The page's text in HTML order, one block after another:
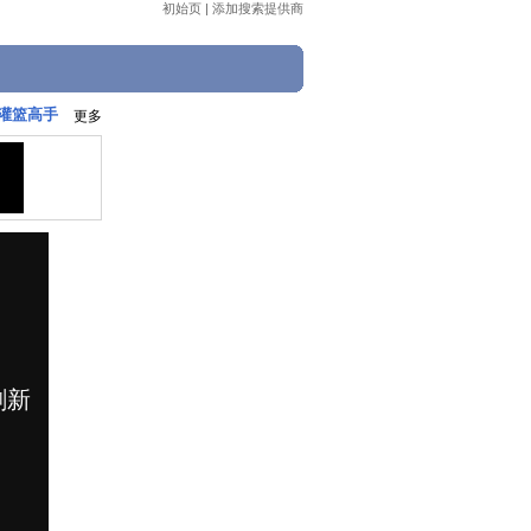
初始页 | 添加搜索提供商
篮高手 更多